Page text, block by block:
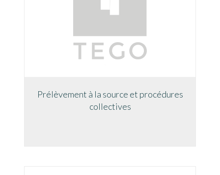
Prélèvement à la source et procédures
collectives